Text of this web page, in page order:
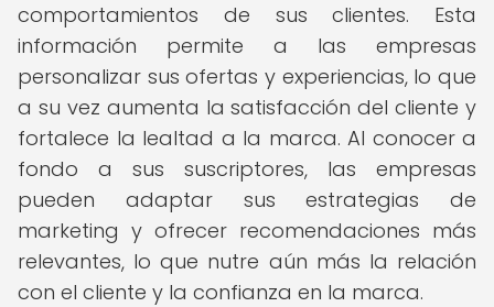
comportamientos de sus clientes. Esta
información permite a las empresas
personalizar sus ofertas y experiencias, lo que
a su vez aumenta la satisfacción del cliente y
fortalece la lealtad a la marca. Al conocer a
fondo a sus suscriptores, las empresas
pueden adaptar sus estrategias de
marketing y ofrecer recomendaciones más
relevantes, lo que nutre aún más la relación
con el cliente y la confianza en la marca.